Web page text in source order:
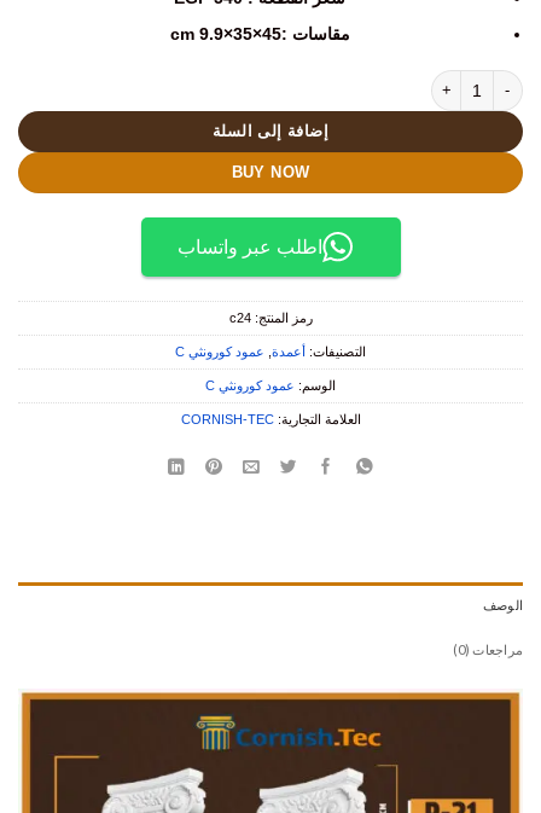
مقاسات :45×35×9.9 cm
كمية قاعدة عمود كورونثي-(c24)- فيوتك :45×35×9.9 cm
إضافة إلى السلة
BUY NOW
اطلب عبر واتساب
رمز المنتج:c24
التصنيفات: أعمدة, عمود كورونثي C
الوسم: عمود كورونثي C
العلامة التجارية:CORNISH-TEC
الوصف
مراجعات (0)